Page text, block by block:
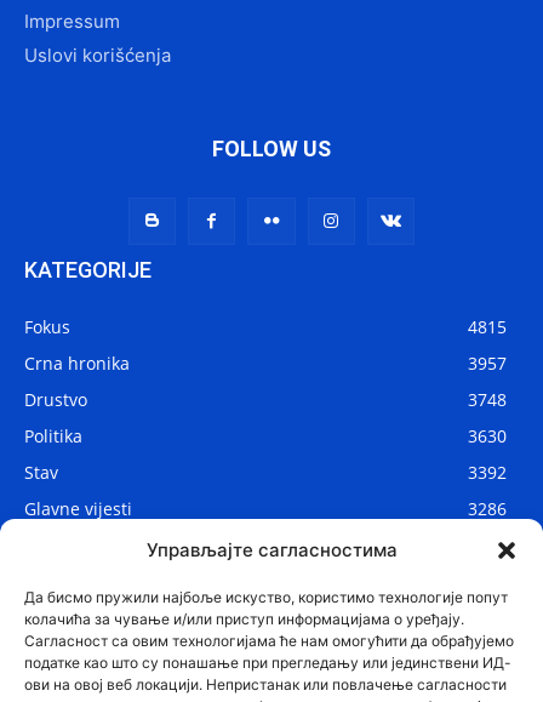
Управљајте сагласностима
Да бисмо пружили најбоље искуство, користимо технологије попут
колачића за чување и/или приступ информацијама о уређају.
Сагласност са овим технологијама ће нам омогућити да обрађујемо
податке као што су понашање при прегледању или јединствени ИД-
ови на овој веб локацији. Непристанак или повлачење сагласности
Impressum
Uslovi korišćenja
FOLLOW US
KATEGORIJE
Fokus
4815
Crna hronika
3957
Drustvo
3748
Politika
3630
Stav
3392
Glavne vijesti
3286
2908